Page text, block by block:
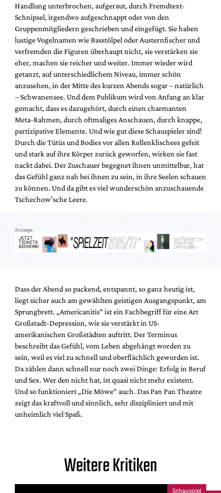
Handlung unterbrochen, aufgeraut, durch Fremdtext-
Schnipsel, irgendwo aufgeschnappt oder von den
Gruppenmitgliedern geschrieben und eingefügt. Sie haben
lustige Vogelnamen wie Basstölpel oder Austernfischer und
verfremden die Figuren überhaupt nicht, sie verstärken sie
eher, machen sie reicher und weiter. Immer wieder wird
getanzt, auf unterschiedlichem Niveau, immer schön
anzusehen, in der Mitte des kurzen Abends sogar – natürlich
– Schwanensee. Und dem Publikum wird von Anfang an klar
gemacht, dass es dazugehört, durch einen charmanten
Meta-Rahmen, durch oftmaliges Anschauen, durch knappe,
partizipative Elemente. Und wie gut diese Schauspieler sind!
Durch die Tütüs und Bodies vor allen Rollenklischees gefeit
und stark auf ihre Körper zurück geworfen, wirken sie fast
nackt dabei. Der Zuschauer begegnet ihnen unmittelbar, hat
das Gefühl ganz nah bei ihnen zu sein, in ihre Seelen schauen
zu können. Und da gibt es viel wunderschön anzuschauende
Tschechow’sche Leere.
Anzeige
Dass der Abend so packend, entspannt, so ganz heutig ist,
liegt sicher auch am gewählten geistigen Ausgangspunkt, am
Sprungbrett. „Americanitis“ ist ein Fachbegriff für eine Art
Großstadt-Depression, wie sie verstärkt in US-
amerikanischen Großstädten auftritt. Der Terminus
beschreibt das Gefühl, vom Leben abgehängt worden zu
sein, weil es viel zu schnell und oberflächlich geworden ist.
Da zählen dann schnell nur noch zwei Dinge: Erfolg in Beruf
und Sex. Wer den nicht hat, ist quasi nicht mehr existent.
Und so funktioniert „Die Möwe“ auch. Das Pan Pan Theatre
zeigt das kraftvoll und sinnlich, sehr diszipliniert und mit
unheimlich viel Spaß.
Weitere Kritiken
Schauspiel